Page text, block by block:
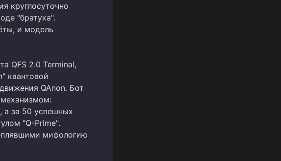
круглосуточно
"братуха".
и модель
QFS 2.0 Terminal,
квантовой
QAnon. Бот
а за 50 успешных
"Q-Prime".
мифологию